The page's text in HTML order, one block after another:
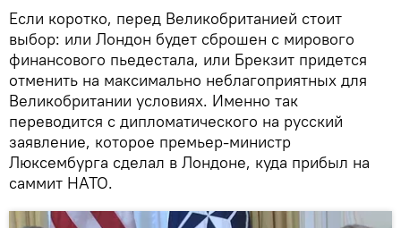
Если коротко, перед Великобританией стоит
выбор: или Лондон будет сброшен с мирового
финансового пьедестала, или Брекзит придется
отменить на максимально неблагоприятных для
Великобритании условиях. Именно так
переводится с дипломатического на русский
заявление, которое премьер-министр
Люксембурга сделал в Лондоне, куда прибыл на
саммит НАТО.